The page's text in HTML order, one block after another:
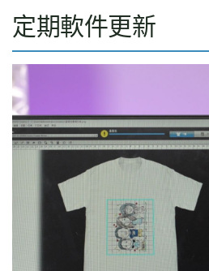
定期軟件更新